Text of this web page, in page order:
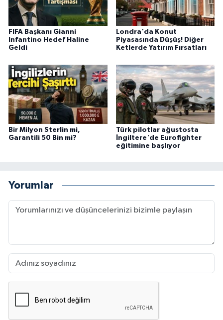
FIFA Başkanı Gianni
Infantino Hedef Haline
Geldi
Londra'da Konut
Piyasasında Düşüş! Diğer
Ketlerde Yatırım Fırsatları
Bir Milyon Sterlin mi,
Garantili 50 Bin mi?
Türk pilotlar ağustosta
İngiltere'de Eurofighter
eğitimine başlıyor
Yorumlar